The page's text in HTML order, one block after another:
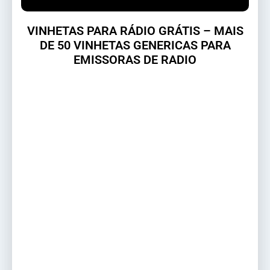
VINHETAS PARA RÁDIO GRÁTIS – MAIS
DE 50 VINHETAS GENERICAS PARA
EMISSORAS DE RADIO